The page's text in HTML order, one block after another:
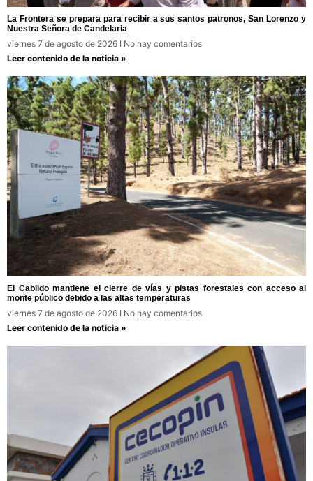
La Frontera se prepara para recibir a sus santos patronos, San Lorenzo y
Nuestra Señora de Candelaria
viernes 7 de agosto de 2026
No hay comentarios
Leer contenido de la noticia »
El Cabildo mantiene el cierre de vías y pistas forestales con acceso al
monte público debido a las altas temperaturas
viernes 7 de agosto de 2026
No hay comentarios
Leer contenido de la noticia »